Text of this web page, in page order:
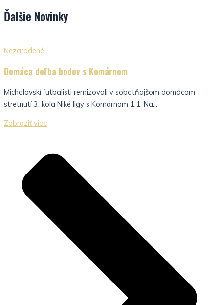
Ďalšie Novinky
Nezaradené
Domáca deľba bodov s Komárnom
Michalovskí futbalisti remizovali v sobotňajšom domácom
stretnutí 3. kola Niké ligy s Komárnom 1:1. Na...
Zobraziť viac